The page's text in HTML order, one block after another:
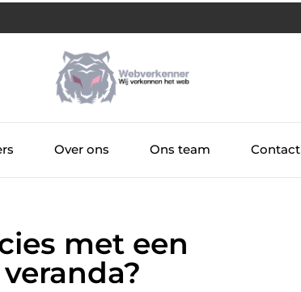
Over ons Ons team Contact
met een